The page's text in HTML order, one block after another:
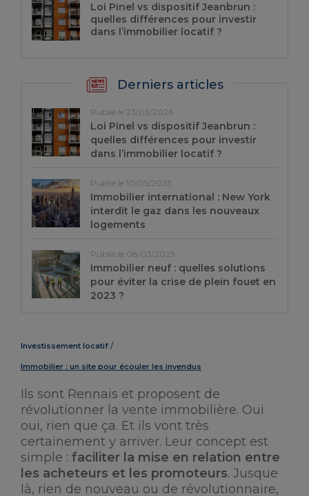
Investissement locatif
Immobilier : un site pour écouler les invendus
Ils sont Rennais et proposent de
révolutionner la vente immobilière. Oui
oui, rien que ça. Et ils vont très
certainement y arriver. Leur concept est
simple : faciliter la mise en relation entre
les acheteurs et les promoteurs. Jusque
là, rien de nouveau ou de révolutionnaire,
Loi Pinel vs dispositif Jeanbrun :
quelles différences pour investir
dans l’immobilier locatif ?
Derniers articles
Publié le 23/03/2026
Loi Pinel vs dispositif Jeanbrun :
quelles différences pour investir
dans l’immobilier locatif ?
Publié le 10/05/2023
Immobilier international : New York
interdit le gaz dans les nouveaux
logements
Publié le 08/03/2023
Immobilier neuf : quelles solutions
pour éviter la crise de plein fouet en
2023 ?